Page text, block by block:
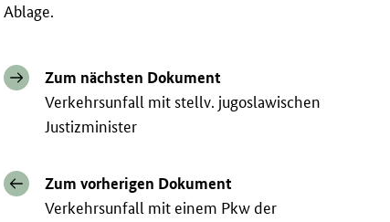
Ablage.
Zum nächsten Dokument
Verkehrsunfall mit stellv. jugoslawischen
Justizminister
Zum vorherigen Dokument
Verkehrsunfall mit einem Pkw der